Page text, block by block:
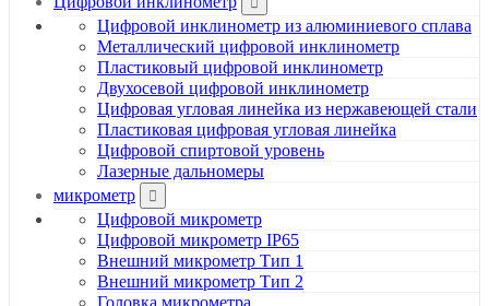
Цифровой инклинометр из алюминиевого сплава
Металлический цифровой инклинометр
Пластиковый цифровой инклинометр
Двухосевой цифровой инклинометр
Цифровая угловая линейка из нержавеющей стали
Пластиковая цифровая угловая линейка
Цифровой спиртовой уровень
Лазерные дальномеры
микрометр
Цифровой микрометр
Цифровой микрометр IP65
Внешний микрометр Тип 1
Внешний микрометр Тип 2